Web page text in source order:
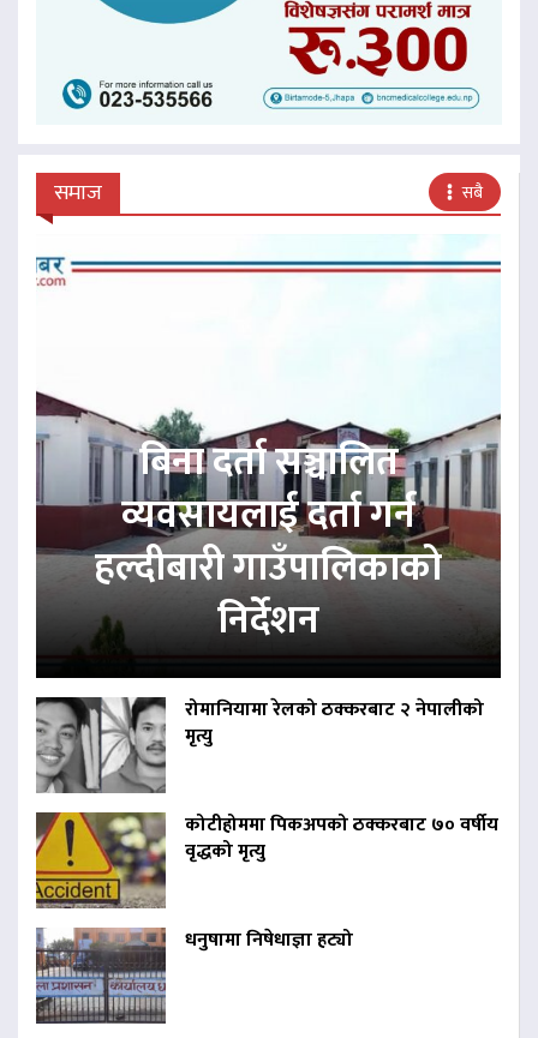
समाज सबै
बिना दर्ता सञ्चालित
व्यवसायलाई दर्ता गर्न
हल्दीबारी गाउँपालिकाको
निर्देशन
रोमानियामा रेलको ठक्करबाट २ नेपालीको
मृत्यु
कोटीहोममा पिकअपको ठक्करबाट ७० वर्षीय
वृद्धको मृत्यु
धनुषामा निषेधाज्ञा हट्यो